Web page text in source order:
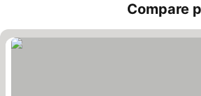
Compare